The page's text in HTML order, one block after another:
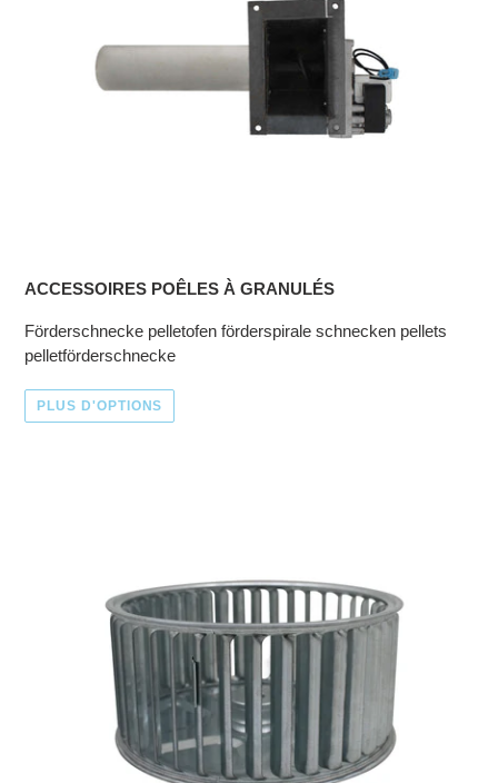
ACCESSOIRES POÊLES À GRANULÉS
Förderschnecke pelletofen förderspirale schnecken pellets
pelletförderschnecke
PLUS D'OPTIONS